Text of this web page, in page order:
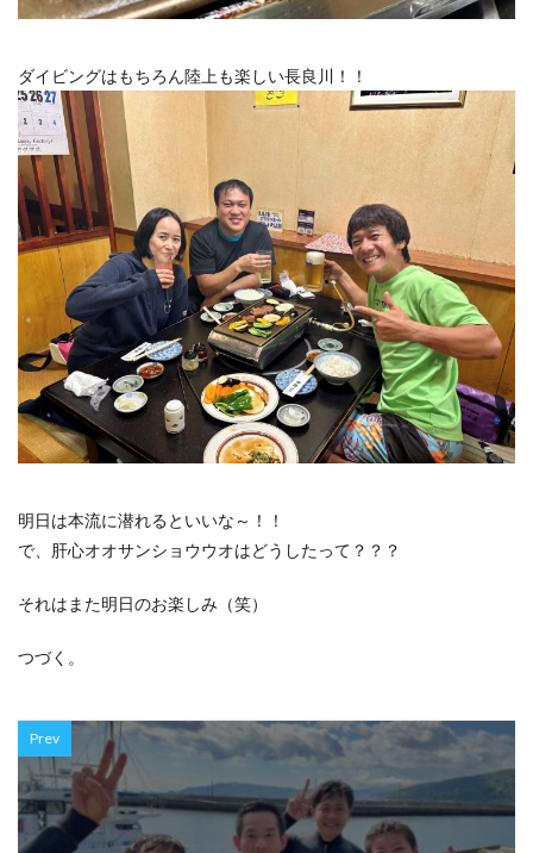
ダイビングはもちろん陸上も楽しい長良川！！
明日は本流に潜れるといいな～！！
で、肝心オオサンショウウオはどうしたって？？？
それはまた明日のお楽しみ（笑）
つづく。
Prev